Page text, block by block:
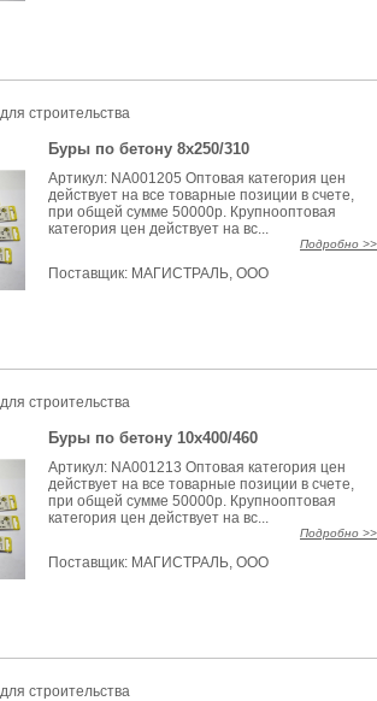
строительства
Буры по бетону 8х250/310
Артикул: NA001205 Оптовая категория цен
действует на все товарные позиции в счете,
при общей сумме 50000р. Крупнооптовая
категория цен действует на вс...
Подробно >>
Поставщик: МАГИСТРАЛЬ, ООО
строительства
Буры по бетону 10х400/460
Артикул: NA001213 Оптовая категория цен
действует на все товарные позиции в счете,
при общей сумме 50000р. Крупнооптовая
категория цен действует на вс...
Подробно >>
Поставщик: МАГИСТРАЛЬ, ООО
строительства